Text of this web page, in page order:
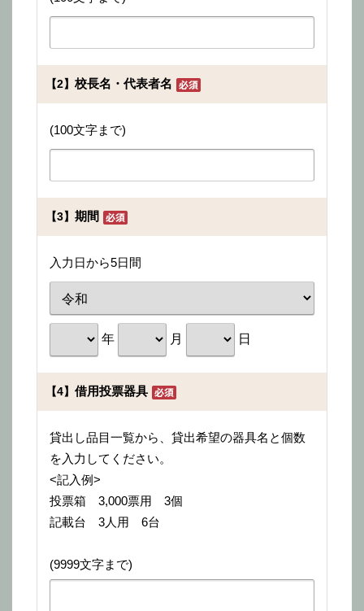
【2】 校長名・代表者名
(100文字まで)
【3】 期間
入力日から5日間
年 月 日
【4】 借用投票器具
貸出し品目一覧から、貸出希望の器具名と個数
を入力してください。
<記入例>
投票箱 3,000票用 3個
記載台 3人用 6台
(9999文字まで)